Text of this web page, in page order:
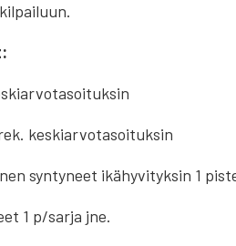
keskiarvotasoituksin
syntyneet ikähyvityksin 1
1 p/sarja jne.